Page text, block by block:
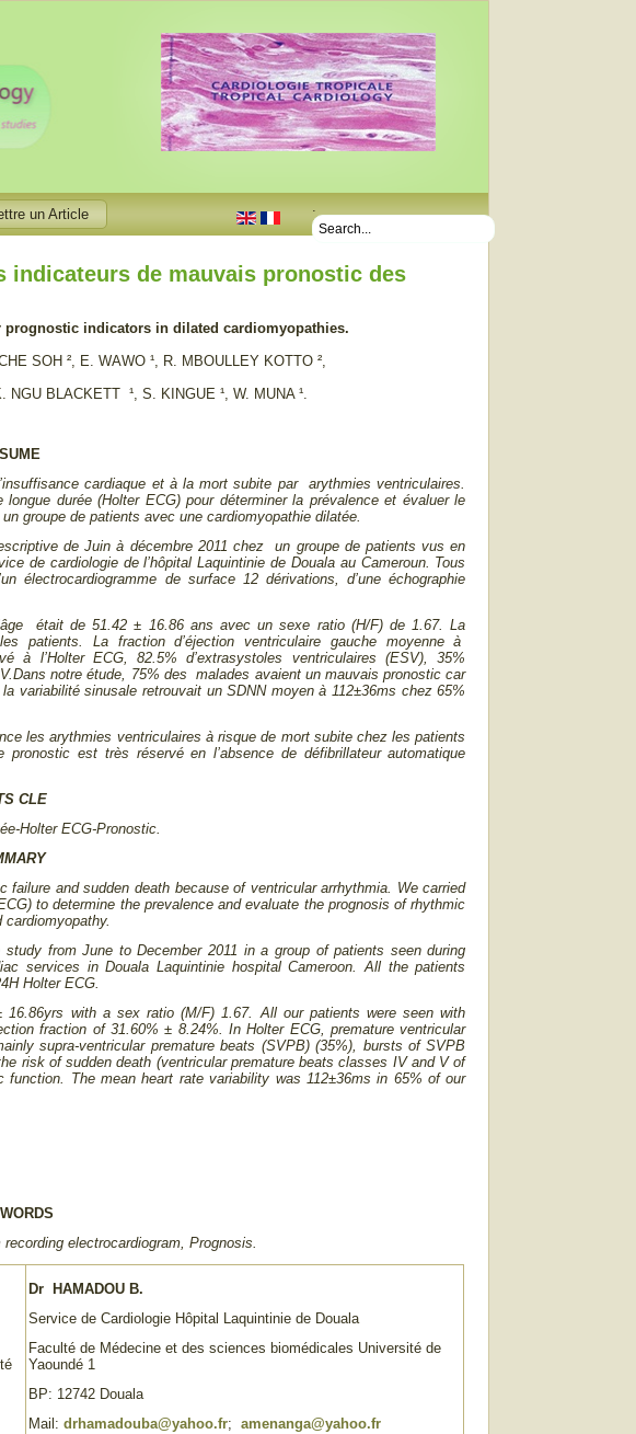
.
un Article
indicateurs de mauvais pronostic des
indicators in dilated cardiomyopathies.
SOH ², E. WAWO ¹, R. MBOULLEY KOTTO ²,
NGU BLACKETT ¹, S. KINGUE ¹, W. MUNA ¹.
cardiaque et à la mort subite par arythmies ventriculaires.
durée (Holter ECG) pour déterminer la prévalence et évaluer le
groupe de patients avec une cardiomyopathie dilatée.
de Juin à décembre 2011 chez un groupe de patients vus en
de cardiologie de l’hôpital Laquintinie de Douala au Cameroun. Tous
électrocardiogramme de surface 12 dérivations, d’une échographie
était de 51.42 ± 16.86 ans avec un sexe ratio (H/F) de 1.67. La
patients. La fraction d’éjection ventriculaire gauche moyenne à
à l’Holter ECG, 82.5% d’extrasystoles ventriculaires (ESV), 35%
notre étude, 75% des malades avaient un mauvais pronostic car
sinusale retrouvait un SDNN moyen à 112±36ms chez 65%
les arythmies ventriculaires à risque de mort subite chez les patients
est très réservé en l’absence de défibrillateur automatique
CLE
Holter ECG-Pronostic.
and sudden death because of ventricular arrhythmia. We carried
to determine the prevalence and evaluate the prognosis of rhythmic
from June to December 2011 in a group of patients seen during
services in Douala Laquintinie hospital Cameroon. All the patients
Holter ECG.
with a sex ratio (M/F) 1.67. All our patients were seen with
fraction of 31.60% ± 8.24%.
In Holter ECG, premature ventricular
supra-ventricular premature beats (SVPB) (35%), bursts of SVPB
risk of sudden death (ventricular premature beats classes IV and V of
The mean heart rate variability was 112±36ms in 65% of our
electrocardiogram, Prognosis.
Dr HAMADOU B.
Service de Cardiologie Hôpital Laquintinie de Douala
Faculté de Médecine et des sciences biomédicales Université de
Yaoundé 1
BP: 12742 Douala
Mail:drhamadouba@yahoo.fr;amenanga@yahoo.fr